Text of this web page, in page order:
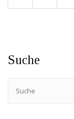
Suche